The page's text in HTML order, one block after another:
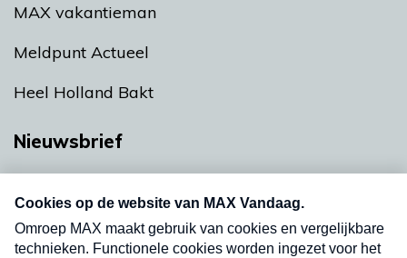
MAX vakantieman
Meldpunt Actueel
Heel Holland Bakt
Nieuwsbrief
nieuwsbrief. Elke vrijdag- en dinsdagochtend in
uw mailbox.